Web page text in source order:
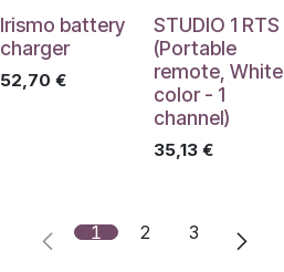
Irismo battery
charger
52,70 €
STUDIO 1 RTS
(Portable
remote, White
color - 1
channel)
35,13€
1 2 3